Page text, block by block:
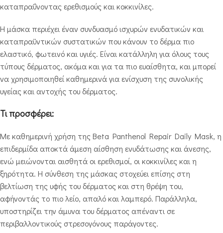
καταπραΰνοντας ερεθισμούς και κοκκινίλες.
Η μάσκα περιέχει έναν συνδυασμό ισχυρών ενυδατικών και
καταπραϋντικών συστατικών που κάνουν το δέρμα πιο
ελαστικό, φωτεινό και υγιές. Είναι κατάλληλη για όλους τους
τύπους δέρματος, ακόμα και για τα πιο ευαίσθητα, και μπορεί
να χρησιμοποιηθεί καθημερινά για ενίσχυση της συνολικής
υγείας και αντοχής του δέρματος.
Τι προσφέρει:
Με καθημερινή χρήση της Beta Panthenol Repair Daily Mask, η
επιδερμίδα αποκτά άμεση αίσθηση ενυδάτωσης και άνεσης,
ενώ μειώνονται αισθητά οι ερεθισμοί, οι κοκκινίλες και η
ξηρότητα. Η σύνθεση της μάσκας στοχεύει επίσης στη
βελτίωση της υφής του δέρματος και στη θρέψη του,
αφήνοντάς το πιο λείο, απαλό και λαμπερό. Παράλληλα,
υποστηρίζει την άμυνα του δέρματος απέναντι σε
περιβαλλοντικούς στρεσογόνους παράγοντες.